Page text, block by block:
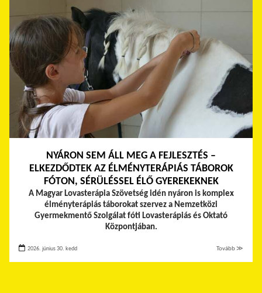
NYÁRON SEM ÁLL MEG A FEJLESZTÉS –
ELKEZDŐDTEK AZ ÉLMÉNYTERÁPIÁS TÁBOROK
FÓTON, SÉRÜLÉSSEL ÉLŐ GYEREKEKNEK
A Magyar Lovasterápia Szövetség idén nyáron is komplex
élményterápiás táborokat szervez a Nemzetközi
Gyermekmentő Szolgálat fóti Lovasterápiás és Oktató
Központjában.
2026. június 30. kedd Tovább ≫